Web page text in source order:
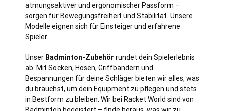
atmungsaktiver und ergonomischer Passform –
sorgen für Bewegungsfreiheit und Stabilität. Unsere
Modelle eignen sich für Einsteiger und erfahrene
Spieler.
Unser Badminton-Zubehör rundet dein Spielerlebnis
ab. Mit Socken, Hosen, Griffbändern und
Bespannungen für deine Schläger bieten wir alles, was
du brauchst, um dein Equipment zu pflegen und stets
in Bestform zu bleiben. Wir bei Racket World sind von